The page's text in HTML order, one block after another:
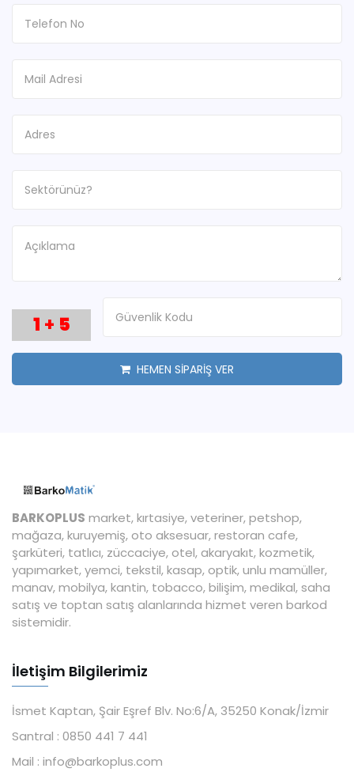
1 + 5
HEMEN SİPARİŞ VER
BARKOPLUS market, kırtasiye, veteriner, petshop,
mağaza, kuruyemiş, oto aksesuar, restoran cafe,
şarküteri, tatlıcı, züccaciye, otel, akaryakıt, kozmetik,
yapımarket, yemci, tekstil, kasap, optik, unlu mamüller,
manav, mobilya, kantin, tobacco, bilişim, medikal, saha
satış ve toptan satış alanlarında hizmet veren barkod
sistemidir.
İletişim Bilgilerimiz
İsmet Kaptan, Şair Eşref Blv. No:6/A, 35250 Konak/İzmir
Santral : 0850 441 7 441
Mail : info@barkoplus.com